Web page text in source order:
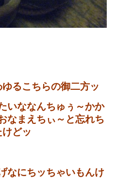
るこちらの御二方ッ
いななんちゅぅ～かか
なまえちぃ～と忘れち
けどッ
なにちッちゃいもんけ